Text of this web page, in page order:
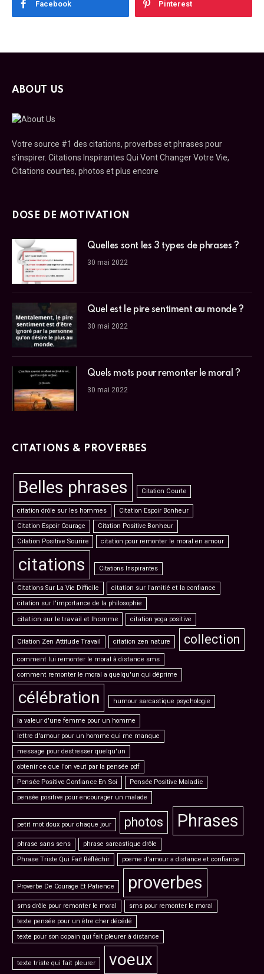
Facebook Pinterest
ABOUT US
Votre source #1 des citations, proverbes et phrases pour
s'inspirer. Citations Inspirantes Qui Vont Changer Votre Vie,
Citations courtes, photos et plus encore
DOSE DE MOTIVATION
Quelles sont les 3 types de phrases ?
30 mai 2022
Quel est le pire sentiment au monde ?
30 mai 2022
Quels mots pour remonter le moral ?
30 mai 2022
CITATIONS & PROVERBES
Belles phrases Citation Courte
citation drôle sur les hommes
Citation Espoir Bonheur
Citation Espoir Courage
Citation Positive Bonheur
Citation Positive Sourire
citation pour remonter le moral en amour
citations Citations Inspirantes
Citations Sur La Vie Difficile
citation sur l'amitié et la confiance
citation sur l'importance de la philosophie
citation sur le travail et lhomme citation yoga positive
Citation Zen Attitude Travail citation zen nature collection
comment lui remonter le moral à distance sms
comment remonter le moral a quelqu'un qui déprime
célébration humour sarcastique psychologie
la valeur d'une femme pour un homme
lettre d'amour pour un homme qui me manque
message pour destresser quelqu'un
obtenir ce que l'on veut par la pensée pdf
Pensée Positive Confiance En Soi
Pensée Positive Maladie
pensée positive pour encourager un malade
petit mot doux pour chaque jour photos Phrases
phrase sans sens
phrase sarcastique drôle
Phrase Triste Qui Fait Réfléchir
poeme d'amour a distance et confiance
Proverbe De Courage Et Patience proverbes
sms drôle pour remonter le moral
sms pour remonter le moral
texte pensée pour un être cher décédé
texte pour son copain qui fait pleurer à distance
texte triste qui fait pleurer voeux